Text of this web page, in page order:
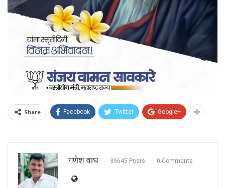
Share Facebook Twitter Google+
गणेश वाघ 39645 Posts 0 Comments